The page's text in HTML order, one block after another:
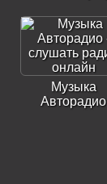
Музыка
Авторадио